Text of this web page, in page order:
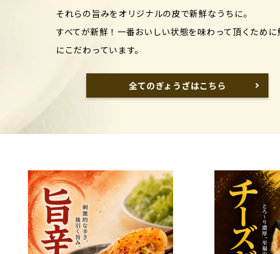
それらの旨みをオリジナルの皮で新鮮なうちに。
すべてが新鮮！一番おいしい状態を味わって頂くために
にこだわっています。
全てのぎょうざはこちら